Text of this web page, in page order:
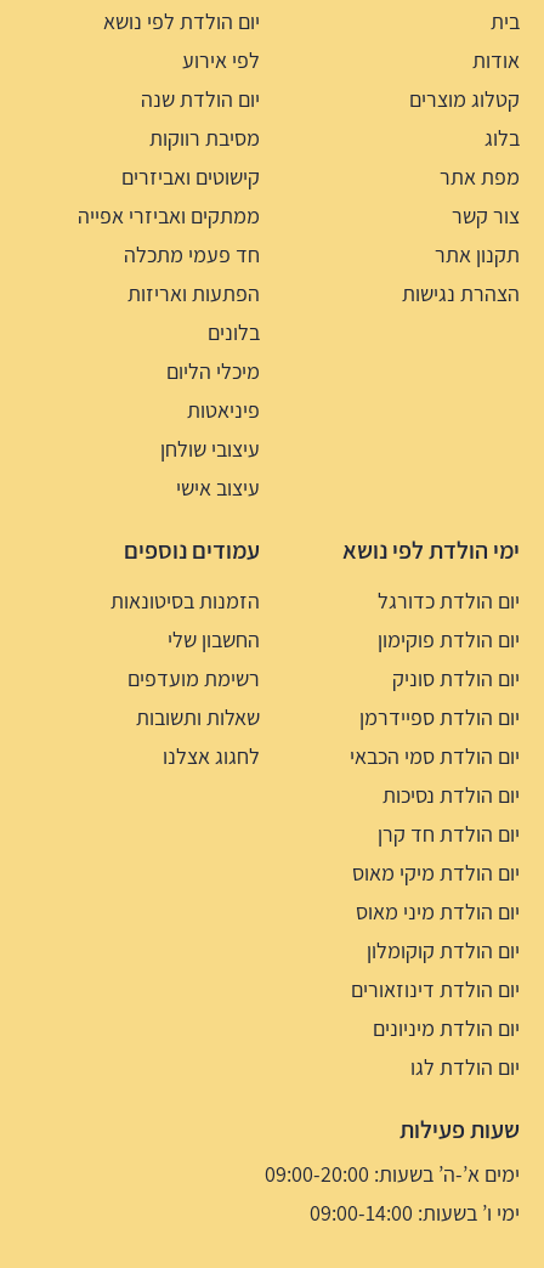
בית
אודות
קטלוג מוצרים
בלוג
מפת אתר
צור קשר
תקנון אתר
הצהרת נגישות
יום הולדת לפי נושא
לפי אירוע
יום הולדת שנה
מסיבת רווקות
קישוטים ואביזרים
ממתקים ואביזרי אפייה
חד פעמי מתכלה
הפתעות ואריזות
בלונים
מיכלי הליום
פיניאטות
עיצובי שולחן
עיצוב אישי
ימי הולדת לפי נושא
יום הולדת כדורגל
יום הולדת פוקימון
יום הולדת סוניק
יום הולדת ספיידרמן
יום הולדת סמי הכבאי
יום הולדת נסיכות
יום הולדת חד קרן
יום הולדת מיקי מאוס
יום הולדת מיני מאוס
יום הולדת קוקומלון
יום הולדת דינוזאורים
יום הולדת מיניונים
יום הולדת לגו
עמודים נוספים
הזמנות בסיטונאות
החשבון שלי
רשימת מועדפים
שאלות ותשובות
לחגוג אצלנו
שעות פעילות
ימים א’-ה’ בשעות: 09:00-20:00
ימי ו’ בשעות: 09:00-14:00